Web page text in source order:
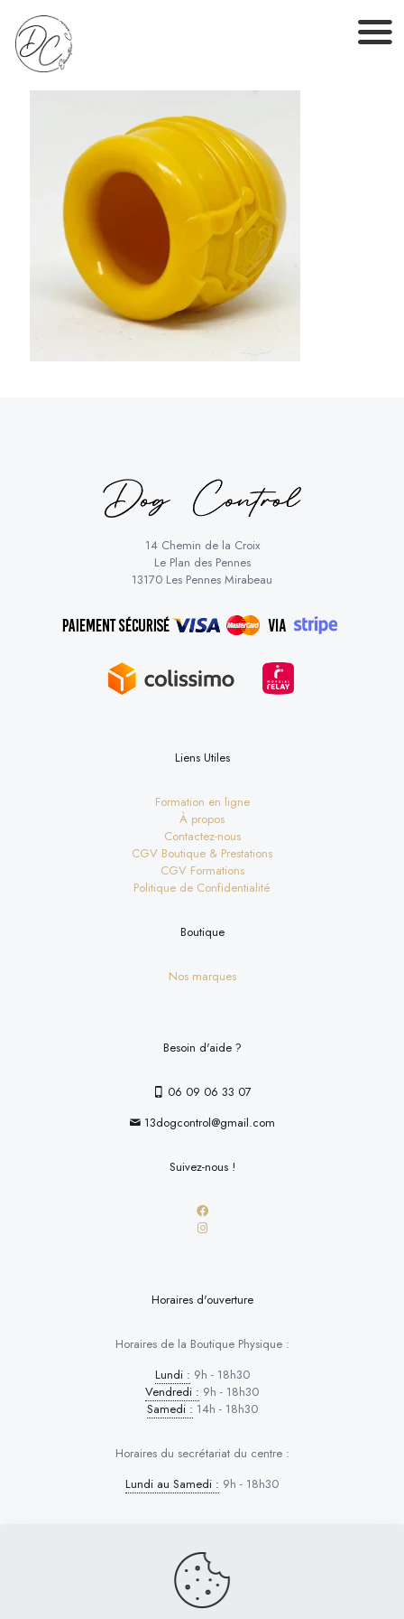
14 Chemin de la Croix
Le Plan des Pennes
13170 Les Pennes Mirabeau
Liens Utiles
Formation en ligne
À propos
Contactez-nous
CGV Boutique & Prestations
CGV Formations
Politique de Confidentialité
Boutique
Nos marques
Besoin d'aide ?
06 09 06 33 07
13dogcontrol@gmail.com
Suivez-nous !
Horaires d'ouverture
Horaires de la Boutique Physique :
Lundi : 9h - 18h30
Vendredi : 9h - 18h30
Samedi : 14h - 18h30
Horaires du secrétariat du centre :
Lundi au Samedi : 9h - 18h30
Dog Control © 2026 | Tous droits réservés